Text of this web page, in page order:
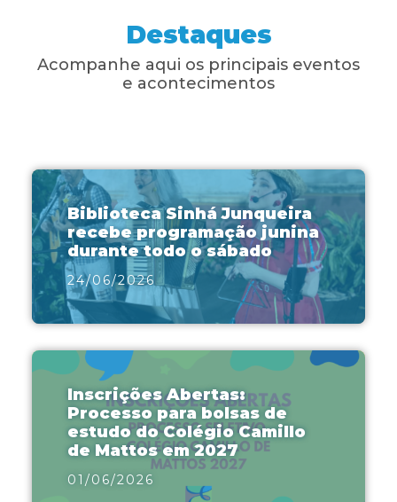
Educa Jovem
Destaques
Acompanhe aqui os principais eventos
e acontecimentos
Biblioteca Sinhá Junqueira
recebe programação junina
durante todo o sábado
24/06/2026
Inscrições Abertas:
Processo para bolsas de
estudo do Colégio Camillo
de Mattos em 2027
01/06/2026